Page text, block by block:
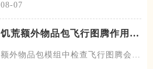
08-07
饥荒额外物品包飞行图腾作用是
额外物品包模组中检查飞行图腾会显